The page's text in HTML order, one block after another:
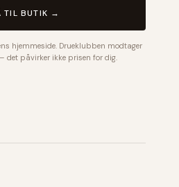
TIL BUTIK →
hjemmeside. Drueklubben modtager
det påvirker ikke prisen for dig.